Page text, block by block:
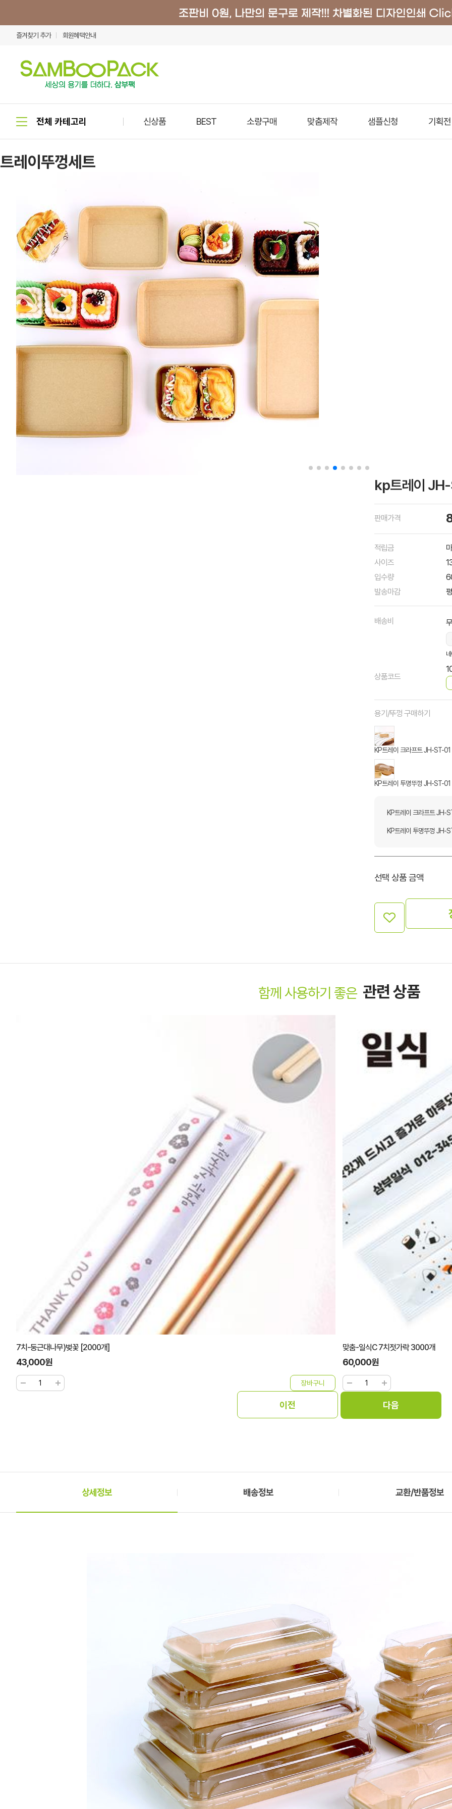
즐겨찾기 추가 회원혜택안내
신상품 BEST 소량구매 맞춤제작 샘플신청 기획전
트레이뚜껑세트
kp트레이
판매가격
적립금
사이즈
입수량
발송마감
배송비
상품코드
용기/뚜껑 구매하기
KP트레이 크라프트 JH-ST-
KP트레이 투명뚜껑 JH-ST-
KP트레이 크라프트 JH-
KP트레이 투명뚜껑 JH-
선택 상품 금액
함께 사용하기 좋은 관련 상품
7치-둥근대나무)벚꽃 [2000개]
43,000원
맞춤-일식C 7치젓가락 3000개
60,000원
상세정보 배송정보 교환/반품정보